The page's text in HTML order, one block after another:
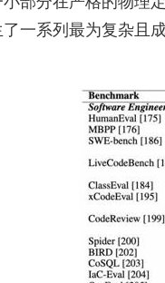
一系列最为复杂且